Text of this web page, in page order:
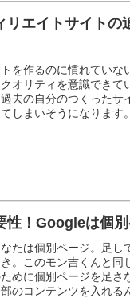
リエイトサイトの
を作るのに慣れていな
オリティを意識できて
去の自分のつくったサ
しまいそうになります
性！Googleは個
たは個別ページ。足し
。このモン吉くんと同
めに個別ページを足さ
のコンテンツを入れる